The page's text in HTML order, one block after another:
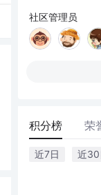
社区管理员
积分榜 荣
近7日 近30